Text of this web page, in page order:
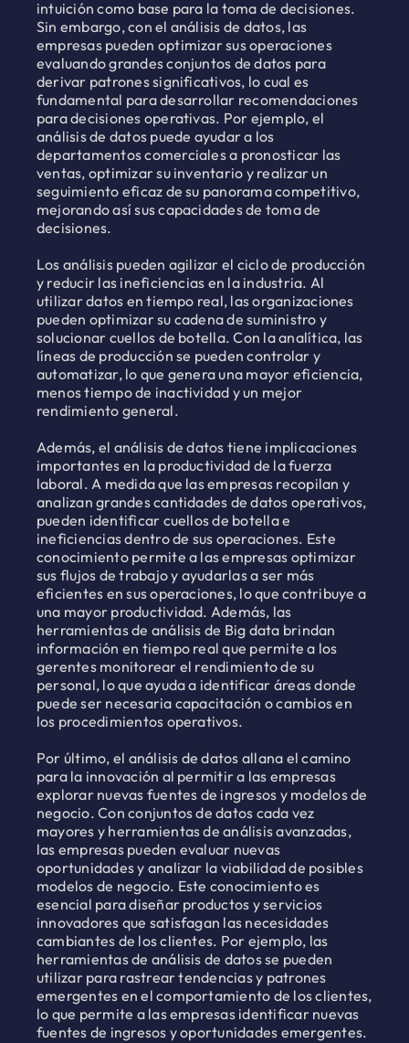
intuición como base para la toma de decisiones.
Sin embargo, con el análisis de datos, las
empresas pueden optimizar sus operaciones
evaluando grandes conjuntos de datos para
derivar patrones significativos, lo cual es
fundamental para desarrollar recomendaciones
para decisiones operativas. Por ejemplo, el
análisis de datos puede ayudar a los
departamentos comerciales a pronosticar las
ventas, optimizar su inventario y realizar un
seguimiento eficaz de su panorama competitivo,
mejorando así sus capacidades de toma de
decisiones.
Los análisis pueden agilizar el ciclo de producción
y reducir las ineficiencias en la industria. Al
utilizar datos en tiempo real, las organizaciones
pueden optimizar su cadena de suministro y
solucionar cuellos de botella. Con la analítica, las
líneas de producción se pueden controlar y
automatizar, lo que genera una mayor eficiencia,
menos tiempo de inactividad y un mejor
rendimiento general.
Además, el análisis de datos tiene implicaciones
importantes en la productividad de la fuerza
laboral. A medida que las empresas recopilan y
analizan grandes cantidades de datos operativos,
pueden identificar cuellos de botella e
ineficiencias dentro de sus operaciones. Este
conocimiento permite a las empresas optimizar
sus flujos de trabajo y ayudarlas a ser más
eficientes en sus operaciones, lo que contribuye a
una mayor productividad. Además, las
herramientas de análisis de Big data brindan
información en tiempo real que permite a los
gerentes monitorear el rendimiento de su
personal, lo que ayuda a identificar áreas donde
puede ser necesaria capacitación o cambios en
los procedimientos operativos.
Por último, el análisis de datos allana el camino
para la innovación al permitir a las empresas
explorar nuevas fuentes de ingresos y modelos de
negocio. Con conjuntos de datos cada vez
mayores y herramientas de análisis avanzadas,
las empresas pueden evaluar nuevas
oportunidades y analizar la viabilidad de posibles
modelos de negocio. Este conocimiento es
esencial para diseñar productos y servicios
innovadores que satisfagan las necesidades
cambiantes de los clientes. Por ejemplo, las
herramientas de análisis de datos se pueden
utilizar para rastrear tendencias y patrones
emergentes en el comportamiento de los clientes,
lo que permite a las empresas identificar nuevas
fuentes de ingresos y oportunidades emergentes.